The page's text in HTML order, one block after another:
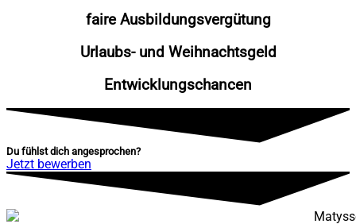
faire Ausbildungsvergütung
Urlaubs- und Weihnachtsgeld
Entwicklungschancen
Du fühlst dich angesprochen?
Jetzt bewerben